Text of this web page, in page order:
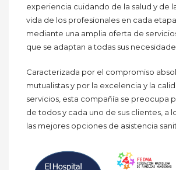
experiencia cuidando de la salud y de
vida de los profesionales en cada etapa
mediante una amplia oferta de
que se adaptan a todas sus
Caracterizada por el compromiso
mutualistas y por la excelencia y la
servicios, esta compañía se preocupa
de todos y cada uno de sus clientes, a
las mejores opciones de asistencia